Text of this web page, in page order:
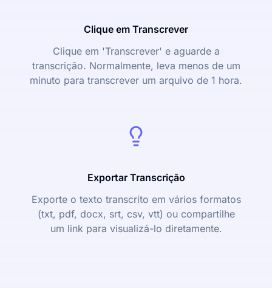
Clique em Transcrever
Clique em 'Transcrever' e aguarde a
transcrição. Normalmente, leva menos de um
minuto para transcrever um arquivo de 1 hora.
Exportar Transcrição
Exporte o texto transcrito em vários formatos
(txt, pdf, docx, srt, csv, vtt) ou compartilhe
um link para visualizá-lo diretamente.